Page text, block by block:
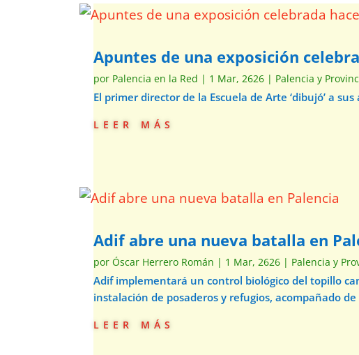
Apuntes de una exposición
por Palencia en la Red | 1 Mar, 2626 | Palencia y
El primer director de la Escuela de Arte ‘dibujó’ a
leer más
Adif abre una nueva batalla en
porÓscar Herrero Román | 1 Mar, 2626 | Palencia y
Adif implementará un control biológico del topillo
instalación de posaderos y refugios, acompañado
leer más